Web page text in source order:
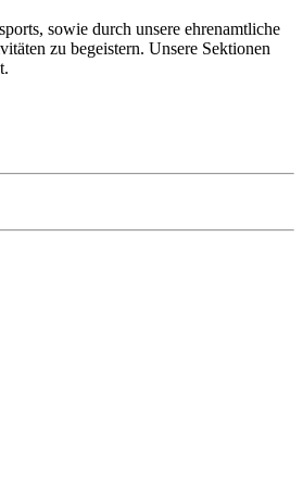
sowie durch unsere ehrenamtliche
zu begeistern. Unsere Sektionen